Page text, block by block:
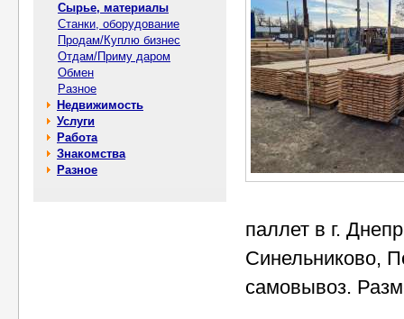
Сырье, материалы
Станки, оборудование
Продам/Куплю бизнес
Отдам/Приму даром
Обмен
Разное
Недвижимость
Услуги
Работа
Знакомства
Разное
паллет в г.
Синельниково,
самовывоз.